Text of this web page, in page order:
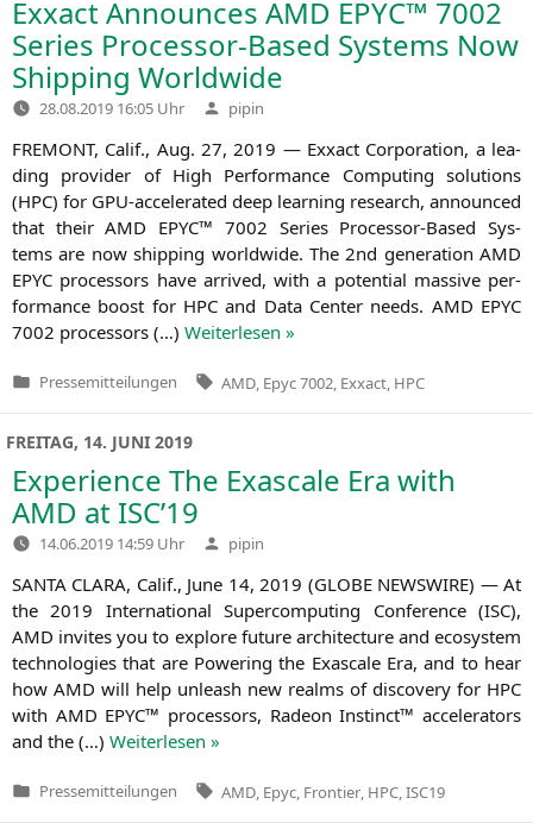
Exxact Announces AMD EPYC™ 7002
Series Processor-Based Systems Now
Shipping Worldwide
28.08.2019 16:05 Uhr Verfasst
von
pipin
FREMONT, Calif., Aug. 27, 2019 — Exxact Cor­po­ra­ti­on, a lea­
ding pro­vi­der of High Per­for­mance Com­pu­ting solu­ti­ons
(HPC) for GPU-acce­­le­ra­­ted deep lear­ning rese­arch, announ­ced
that theirAMD EPYC™ 7002 Series Pro­ces­­sor-Based Sys­
tems are now ship­ping world­wi­de. The 2nd gene­ra­ti­on AMD
EPYC pro­ces­sors have arri­ved, with a poten­ti­al mas­si­ve per­
for­mance boost for HPC and Data Cen­ter needs. AMD EPYC
7002 pro­ces­sors (…) Wei­ter­le­sen »
Veröffentlicht
Pressemitteilungen Tags:
AMD Epyc 7002 Exxact HPC
FREITAG, 14. JUNI 2019
Experience The Exascale Era with
AMD at ISC’19
14.06.2019 14:59 Uhr Verfasst
von
pipin
SANTA CLARA, Calif., June 14, 2019 (GLOBE NEWSWIRE) — At
the 2019 Inter­na­tio­nal Super­com­pu­ting Con­fe­rence (ISC),
AMD invi­tes you to explo­re future archi­tec­tu­re and eco­sys­tem
tech­no­lo­gies that are Powe­ring the Exas­ca­le Era, and to hear
how AMD will help unleash new realms of dis­co­very for HPC
with AMD EPYC™ pro­ces­sors, Rade­on Instinct™ acce­le­ra­tors
and the (…) Wei­ter­le­sen »
Veröffentlicht
Pressemitteilungen Tags:
AMD Epyc Frontier HPC ISC19